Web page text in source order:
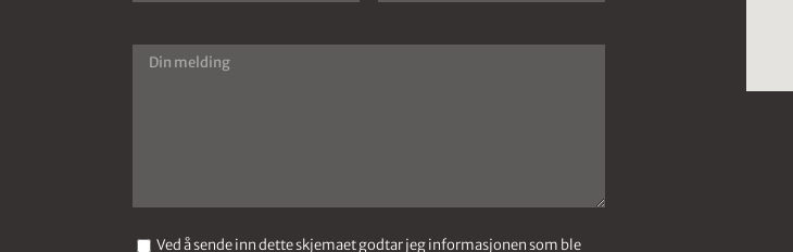
Ved å sende inn dette skjemaet godtar jeg informasjonen som ble